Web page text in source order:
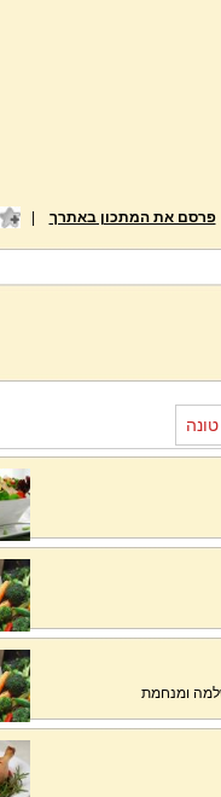
פרסם את המתכון באתרך |
ומנחמת